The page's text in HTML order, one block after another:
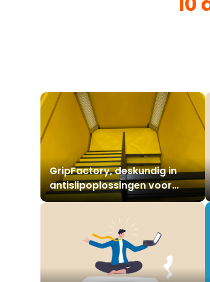
GripFactory, deskundig in
antislipoplossingen voor
iedere vloer